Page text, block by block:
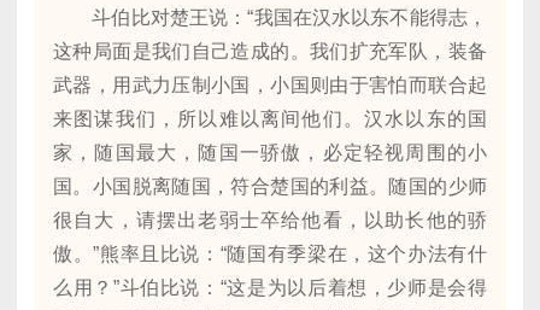
斗伯比对楚王说：“我国在汉水以东不能得志，
这种局面是我们自己造成的。我们扩充军队，装备
武器，用武力压制小国，小国则由于害怕而联合起
来图谋我们，所以难以离间他们。汉水以东的国
家，随国最大，随国一骄傲，必定轻视周围的小
国。小国脱离随国，符合楚国的利益。随国的少师
很自大，请摆出老弱士卒给他看，以助长他的骄
傲。”熊率且比说：“随国有季梁在，这个办法有什
么用？”斗伯比说：“这是为以后着想，少师是会得